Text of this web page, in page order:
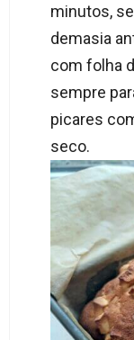
minutos,
demasia
com folha
sempre
picares
seco.